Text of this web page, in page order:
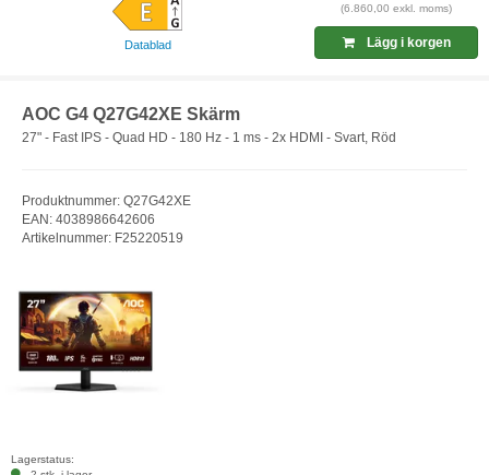
Datablad
(6.860,00 exkl. moms)
Lägg i korgen
AOC G4 Q27G42XE Skärm
27" - Fast IPS - Quad HD - 180 Hz - 1 ms - 2x HDMI - Svart, Röd
Produktnummer: Q27G42XE
EAN: 4038986642606
Artikelnummer: F25220519
Lagerstatus: